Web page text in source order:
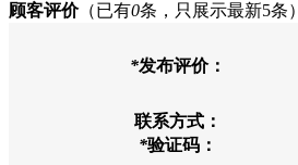
顾客评价（已有0条，只展示最新5条）
*发布评价：
联系方式：
*验证码：